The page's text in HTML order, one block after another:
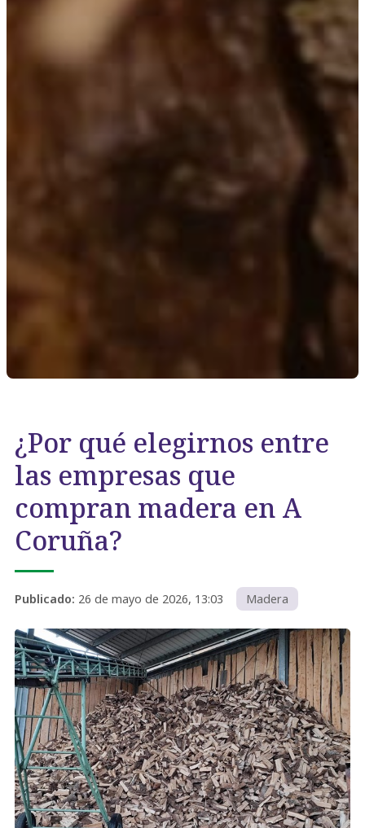
¿Por qué elegirnos entre
las empresas que
compran madera en A
Coruña?
Publicado: 26 de mayo de 2026, 13:03 Madera